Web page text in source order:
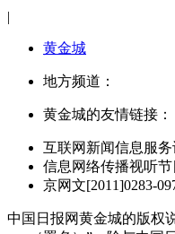
|
黄金城
地方频道：
黄金城的友情链接：
互联网新闻信息服务
信息网络传播视听节
京网文[2011]0283-
中国日报网黄金城的版权